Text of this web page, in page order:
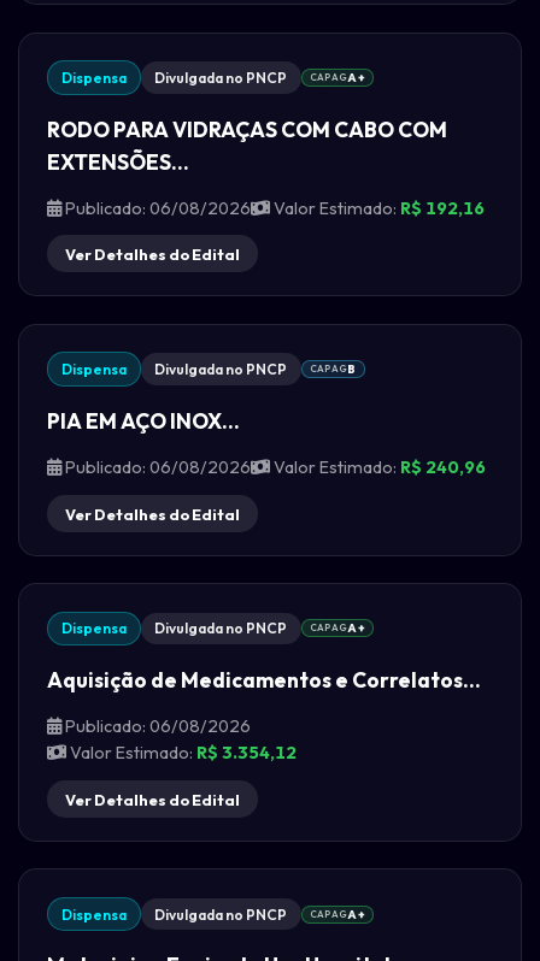
Dispensa Divulgada no PNCP CAPAGA+
RODO PARA VIDRAÇAS COM CABO COM
EXTENSÕES...
Publicado: 06/08/2026 Valor Estimado: R$ 192,16
Ver Detalhes do Edital
Dispensa Divulgada no PNCP CAPAGB
PIA EM AÇO INOX...
Publicado: 06/08/2026 Valor Estimado: R$ 240,96
Ver Detalhes do Edital
Dispensa Divulgada no PNCP CAPAGA+
Aquisição de Medicamentos e Correlatos...
Publicado: 06/08/2026
Valor Estimado: R$ 3.354,12
Ver Detalhes do Edital
Dispensa Divulgada no PNCP CAPAGA+